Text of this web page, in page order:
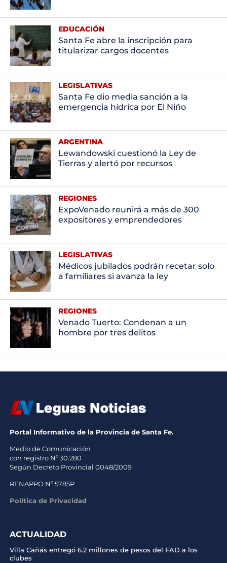
EDUCACIÓN
Santa Fe abre la inscripción para
titularizar cargos docentes
LEGISLATIVAS
Santa Fe dio media sanción a la
emergencia hídrica por El Niño
ARGENTINA
Lewandowski cuestionó la Ley de
Tierras y alertó por recursos
REGIONES
ExpoVenado reunirá a más de 300
expositores y emprendedores
LEGISLATIVAS
Médicos jubilados podrán recetar solo
a familiares si avanza la ley
REGIONES
Venado Tuerto: Condenan a un
hombre por tres delitos
Portal Informativo de la Provincia de Santa Fe.
Medio de Comunicación
con registro Nº 30.280
Según Decreto Provincial 0048/2009
RENAPPO Nº 5785P
Política de Privacidad
ACTUALIDAD
Villa Cañás entregó 6.2 millones de pesos del FAD a los
clubes